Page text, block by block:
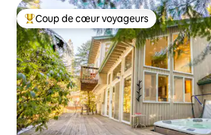
Coups de cœur voyageurs les plus
Coup de cœur voyageurs